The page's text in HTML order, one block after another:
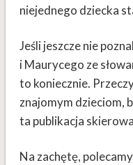
niejednego dziecka
Jeśli jeszcze nie
i Maurycego ze
to koniecznie.
znajomym dzieciom,
ta publikacja
Na zachętę,